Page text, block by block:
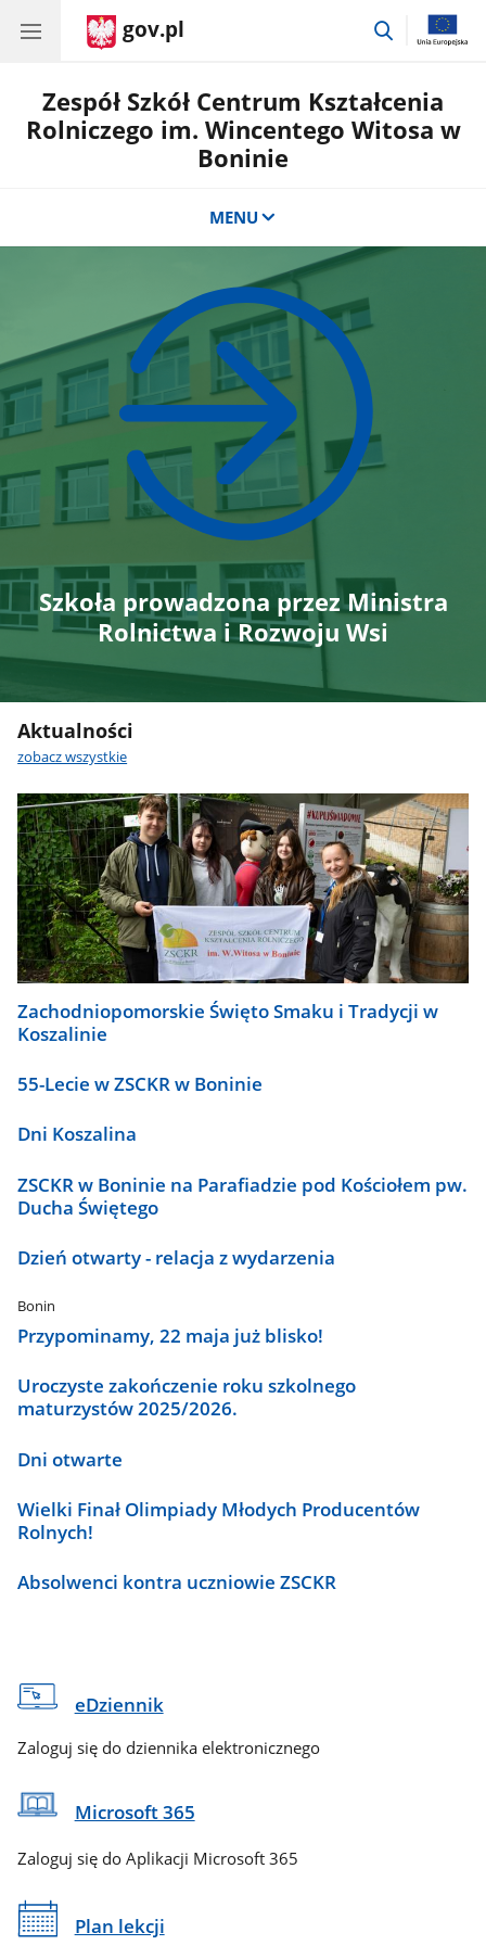
gov.pl
przejdź
Zespół Szkół Centrum Kształcenia
Rolniczego im. Wincentego Witosa w
Boninie
MENU
Szkoła prowadzona przez Ministra
Rolnictwa i Rozwoju Wsi
Aktualności
zobacz wszystkie
Zachodniopomorskie Święto Smaku i Tradycji w
Koszalinie
55-Lecie w ZSCKR w Boninie
Dni Koszalina
ZSCKR w Boninie na Parafiadzie pod Kościołem pw.
Ducha Świętego
Dzień otwarty - relacja z wydarzenia
Bonin
Przypominamy, 22 maja już blisko!
Uroczyste zakończenie roku szkolnego
maturzystów 2025/2026.
Dni otwarte
Wielki Finał Olimpiady Młodych Producentów
Rolnych!
Absolwenci kontra uczniowie ZSCKR
eDziennik
Zaloguj się do dziennika elektronicznego
Microsoft 365
Zaloguj się do Aplikacji Microsoft 365
Plan lekcji